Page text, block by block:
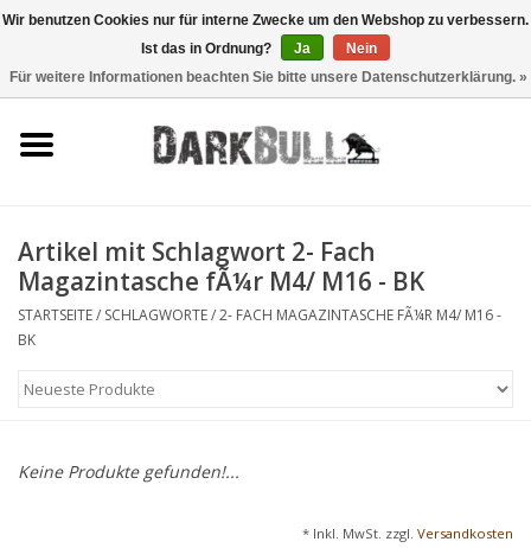
Schiesstraining
taktische Ausrüstung
Optiken & Laser
Marken
Artikel mit Schlagwort 2- Fach
Magazintasche fÃ¼r M4/ M16 - BK
STARTSEITE/ SCHLAGWORTE/2- FACH MAGAZINTASCHE FÃ¼R M4/ M16 -
BK
Keine Produkte gefunden!...
* Inkl. MwSt. zzgl. Versandkosten
Wir benutzen Cookies nur für interne Zwecke um den Webshop zu verbessern.
Ist das in Ordnung?
Ja
Nein
Für weitere Informationen beachten Sie bitte unsere Datenschutzerklärung. »